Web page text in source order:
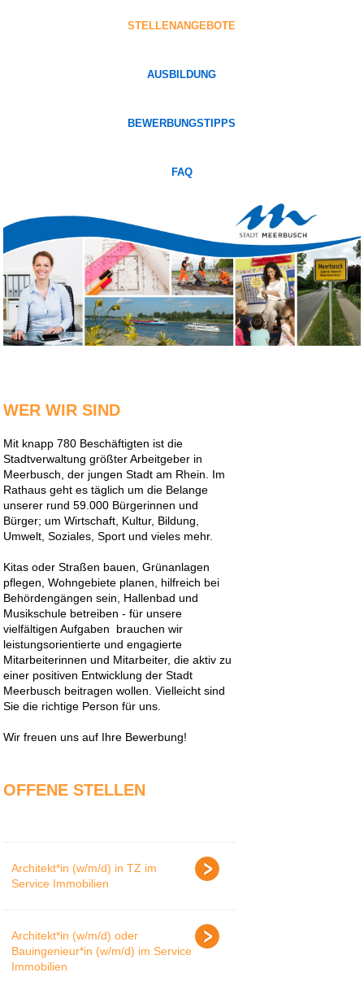
STELLENANGEBOTE
AUSBILDUNG
BEWERBUNGSTIPPS
FAQ
WER WIR SIND
Mit knapp 780 Beschäftigten ist die
Stadtverwaltung größter Arbeitgeber in
Meerbusch, der jungen Stadt am Rhein. Im
Rathaus geht es täglich um die Belange
unserer rund 59.000 Bürgerinnen und
Bürger; um Wirtschaft, Kultur, Bildung,
Umwelt, Soziales, Sport und vieles mehr.
Kitas oder Straßen bauen, Grünanlagen
pflegen, Wohngebiete planen, hilfreich bei
Behördengängen sein, Hallenbad und
Musikschule betreiben - für unsere
vielfältigen Aufgaben brauchen wir
leistungsorientierte und engagierte
Mitarbeiterinnen und Mitarbeiter, die aktiv zu
einer positiven Entwicklung der Stadt
Meerbusch beitragen wollen. Vielleicht sind
Sie die richtige Person für uns.
Wir freuen uns auf Ihre Bewerbung!
OFFENE STELLEN
Architekt*in (w/m/d) in TZ im
Service Immobilien
Architekt*in (w/m/d) oder
Bauingenieur*in (w/m/d) im Service
Immobilien